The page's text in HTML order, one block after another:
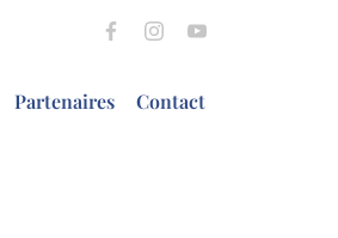
Partenaires Contact